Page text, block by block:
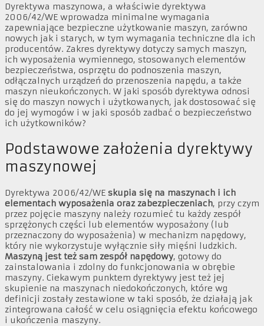
Dyrektywa maszynowa, a właściwie dyrektywa
2006/42/WE wprowadza minimalne wymagania
zapewniające bezpieczne użytkowanie maszyn, zarówno
nowych jak i starych, w tym wymagania techniczne dla ich
producentów. Zakres dyrektywy dotyczy samych maszyn,
ich wyposażenia wymiennego, stosowanych elementów
bezpieczeństwa, osprzętu do podnoszenia maszyn,
odłączalnych urządzeń do przenoszenia napędu, a także
maszyn nieukończonych. W jaki sposób dyrektywa odnosi
się do maszyn nowych i użytkowanych, jak dostosować się
do jej wymogów i w jaki sposób zadbać o bezpieczeństwo
ich użytkowników?
Podstawowe założenia dyrektywy
maszynowej
Dyrektywa 2006/42/WE skupia się na maszynach i ich
elementach wyposażenia oraz zabezpieczeniach, przy czym
przez pojęcie maszyny należy rozumieć tu każdy zespół
sprzężonych części lub elementów wyposażony (lub
przeznaczony do wyposażenia) w mechanizm napędowy,
który nie wykorzystuje wyłącznie siły mięśni ludzkich.
Maszyną jest też sam zespół napędowy, gotowy do
zainstalowania i zdolny do funkcjonowania w obrębie
maszyny. Ciekawym punktem dyrektywy jest też jej
skupienie na maszynach niedokończonych, które wg
definicji zostały zestawione w taki sposób, że działają jak
zintegrowana całość w celu osiągnięcia efektu końcowego
i ukończenia maszyny.